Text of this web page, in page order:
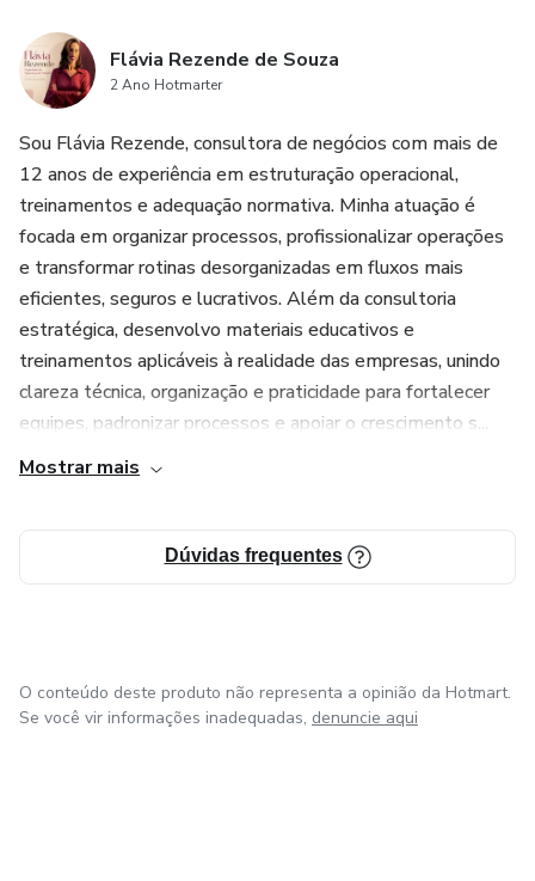
Flávia Rezende de Souza
2 Ano Hotmarter
Sou Flávia Rezende, consultora de negócios com mais de
12 anos de experiência em estruturação operacional,
treinamentos e adequação normativa. Minha atuação é
focada em organizar processos, profissionalizar operações
e transformar rotinas desorganizadas em fluxos mais
eficientes, seguros e lucrativos. Além da consultoria
estratégica, desenvolvo materiais educativos e
treinamentos aplicáveis à realidade das empresas, unindo
clareza técnica, organização e praticidade para fortalecer
equipes, padronizar processos e apoiar o crescimento s...
Mostrar mais
Dúvidas frequentes
O conteúdo deste produto não representa a opinião da Hotmart.
Se você vir informações inadequadas, denuncie aqui